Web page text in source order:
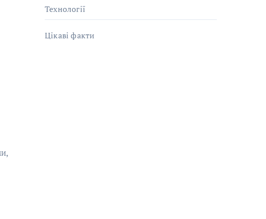
Технології
Цікаві факти